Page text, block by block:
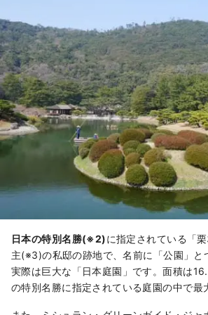
日本の特別名勝(※2)に指定されている「
主(※3)の私邸の跡地で、名前に「公園」と
実際は巨大な「日本庭園」です。面積は
の特別名勝に指定されている庭園の中で最